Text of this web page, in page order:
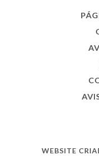
WEBSITE